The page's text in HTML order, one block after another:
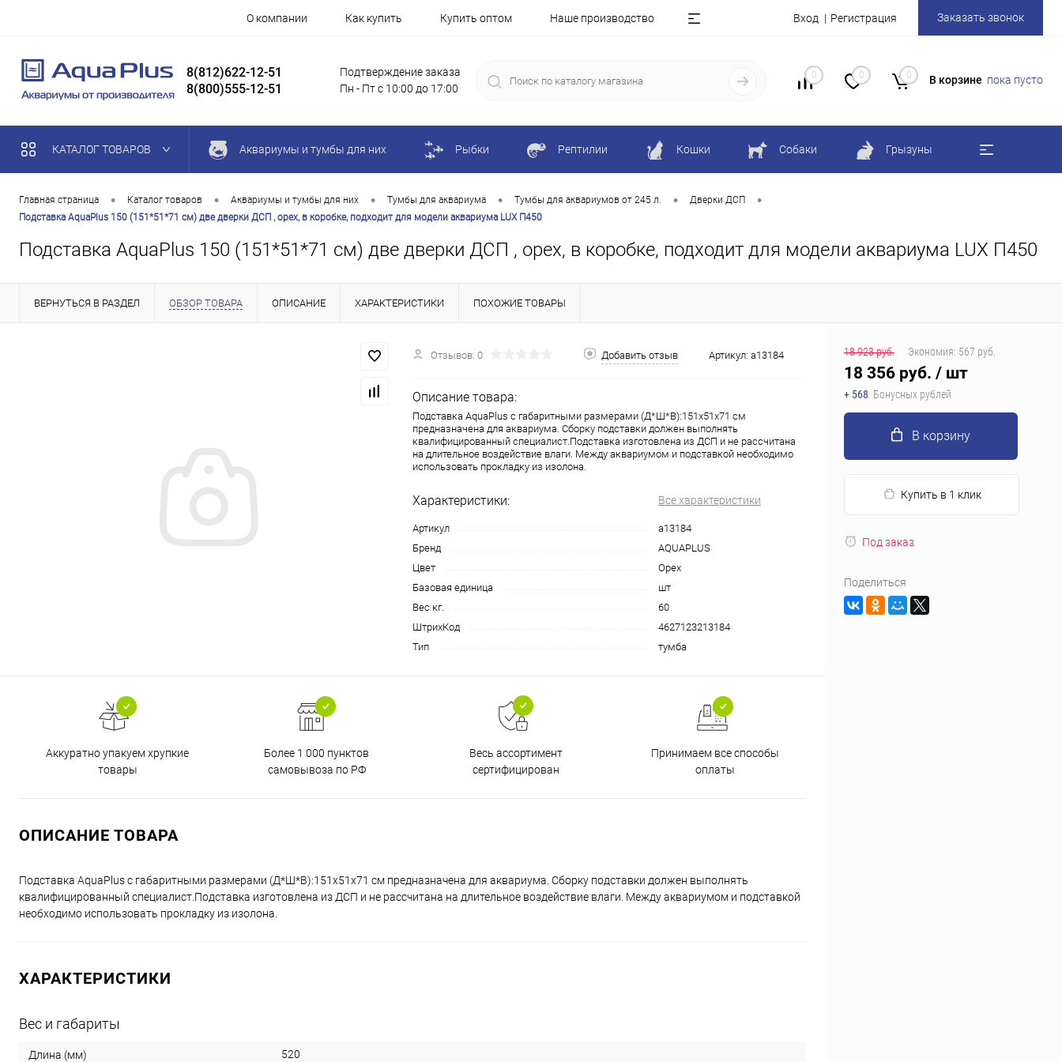
О компании Как купить Купить оптом Наше производство Вход Регистрация Заказать звонок
8(812)622-12-51
8(800)555-12-51
Подтверждение заказа
Пн - Пт с 10:00 до 17:00
0 0 0 В корзине пока пусто
КАТАЛОГ ТОВАРОВ Аквариумы и тумбы для них Рыбки Рептилии Кошки Собаки Грызуны
Главная страница • Каталог товаров • Аквариумы и тумбы для них • Тумбы для аквариума • Тумбы для аквариумов от 245 л. • Дверки ДСП •
Подставка AquaPlus 150 (151*51*71 см) две дверки ДСП , орех, в коробке, подходит для модели аквариума LUX П450
Подставка AquaPlus 150 (151*51*71 см) две дверки ДСП , орех, в коробке, подходит для модели аквариума LUX П450
ВЕРНУТЬСЯ В РАЗДЕЛ ОБЗОР ТОВАРА ОПИСАНИЕ ХАРАКТЕРИСТИКИ ПОХОЖИЕ ТОВАРЫ
Отзывов: 0 Добавить отзыв Артикул: a13184
Описание товара:
Подставка AquaPlus с габаритными размерами (Д*Ш*В):151x51x71 см
предназначена для аквариума. Сборку подставки должен выполнять
квалифицированный специалист.Подставка изготовлена из ДСП и не рассчитана
на длительное воздействие влаги. Между аквариумом и подставкой необходимо
использовать прокладку из изолона.
Характеристики: Все характеристики
Артикул
a13184
Бренд
AQUAPLUS
Цвет
Орех
Базовая единица
шт
Вес кг.
60
ШтрихКод
4627123213184
Тип
тумба
Аккуратно упакуем хрупкие
товары
Более 1 000 пунктов
самовывоза по РФ
Весь ассортимент
сертифицирован
Принимаем все способы
оплаты
ОПИСАНИЕ ТОВАРА
Подставка AquaPlus с габаритными размерами (Д*Ш*В):151x51x71 см предназначена для аквариума. Сборку подставки должен выполнять
квалифицированный специалист.Подставка изготовлена из ДСП и не рассчитана на длительное воздействие влаги. Между аквариумом и подставкой
необходимо использовать прокладку из изолона.
ХАРАКТЕРИСТИКИ
Вес и габариты
Длина (мм) 520
18 923 руб. Экономия: 567 руб.
18 356 руб. / шт
+ 568 Бонусных рублей
В корзину
Купить в 1 клик
Под заказ
Поделиться